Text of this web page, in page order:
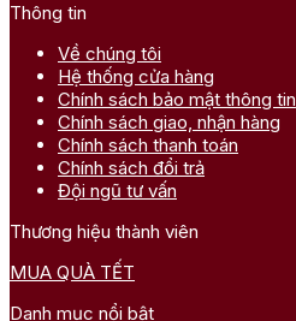
Thông tin
Về chúng tôi
Hệ thống cửa hàng
Chính sách bảo mật thông tin
Chính sách giao, nhận hàng
Chính sách thanh toán
Chính sách đổi trả
Đội ngũ tư vấn
Thương hiệu thành viên
MUA QUÀ TẾT
Danh mục nổi bật